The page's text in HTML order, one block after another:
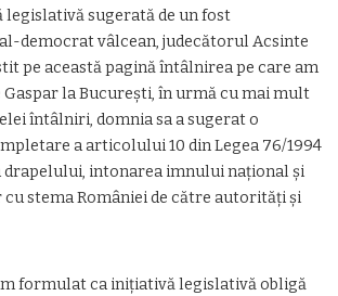
legislativă sugerată de un fost
democrat vâlcean, judecătorul Acsinte
pe această pagină întâlnirea pe care am
la București, în urmă cu mai mult
întâlniri, domnia sa a sugerat o
a articolului 10 din Legea 76/1994
intonarea imnului național și
stema României de către autorități și
formulat ca inițiativă legislativă obligă